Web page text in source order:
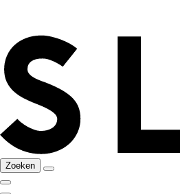
Zoeken